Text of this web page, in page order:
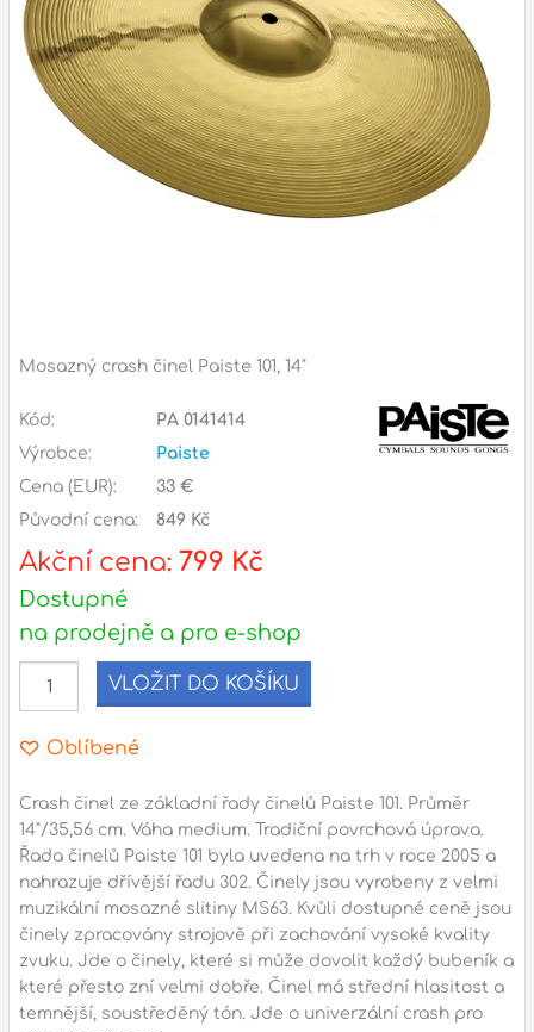
Příslušenství
Zvuk
Dárkové předměty
Ostatní
Naše prodejna
Adresa
Seifertova 69,
gsm.: +420 777 888 408
gsm.: +420 777 888 088
tel.: +420 222 782 732
email: prodejna@bici.cz
Otevírací doba
pondělí – pátek :10:00 – 18:00
ZAVŘENO
neděle :ZAVŘENO
Mosazný crash činel Paiste 101, 14"
Kód:
PA 0141414
Výrobce:
Paiste
Cena (EUR):
33 €
Původní cena:
849 Kč
Akční cena: 799 Kč
Dostupné
na prodejně a pro e-shop
VLOŽIT DO KOŠÍKU
Oblíbené
Crash činel ze základní řady činelů Paiste 101. Průměr
14"/35,56 cm. Váha medium. Tradiční povrchová úprava.
Řada činelů Paiste 101 byla uvedena na trh v roce 2005 a
nahrazuje dřívější řadu 302. Činely jsou vyrobeny z velmi
muzikální mosazné slitiny MS63. Kvůli dostupné ceně jsou
činely zpracovány strojově při zachování vysoké kvality
zvuku. Jde o činely, které si může dovolit každý bubeník a
které přesto zní velmi dobře. Činel má střední hlasitost a
temnější, soustředěný tón. Jde o univerzální crash pro